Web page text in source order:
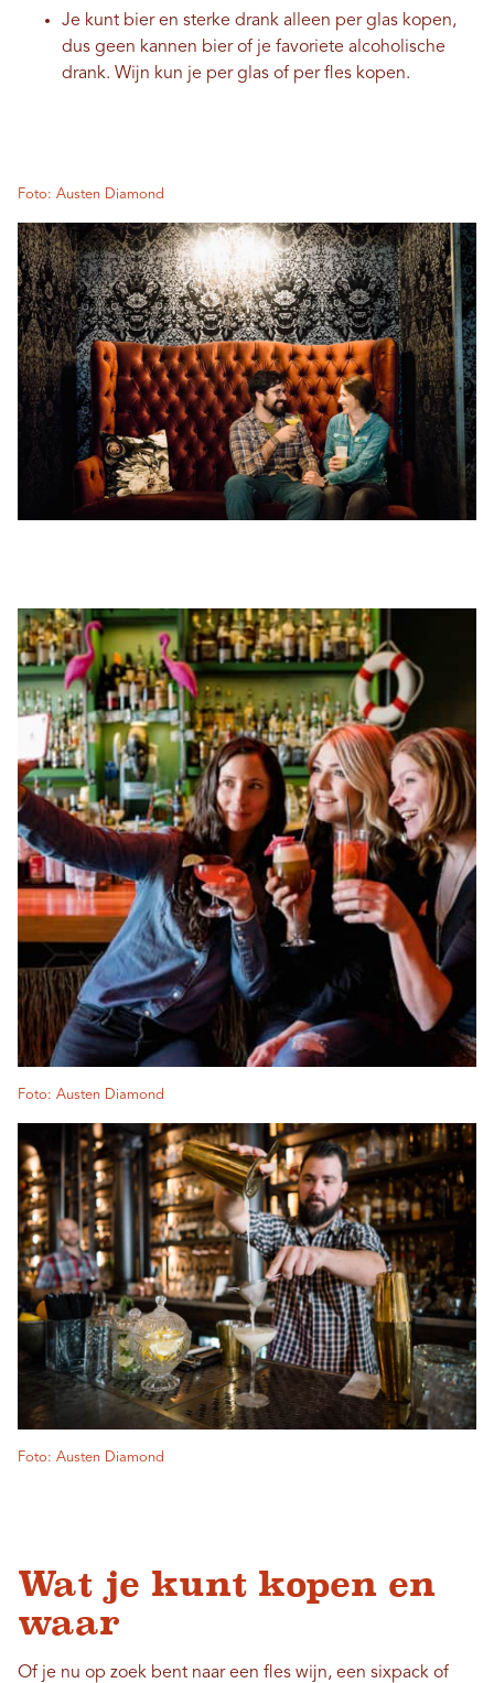
Je kunt bier en sterke drank alleen per glas kopen,
dus geen kannen bier of je favoriete alcoholische
drank. Wijn kun je per glas of per fles kopen.
Foto: Austen Diamond
Foto: Austen Diamond
Foto: Austen Diamond
Wat je kunt kopen en
waar
Of je nu op zoek bent naar een fles wijn, een sixpack of